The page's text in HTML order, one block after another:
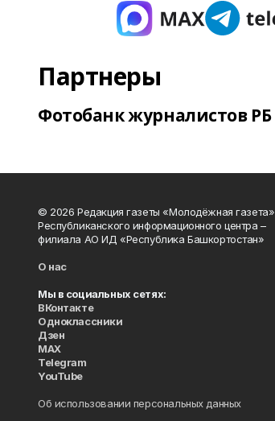
Партнеры
Фотобанк журналистов РБ
© 2026 Редакция газеты «Молодёжная газета»
Республиканского информационного центра –
филиала АО ИД «Республика Башкортостан»
О нас
Мы в социальных сетях:
ВКонтакте
Одноклассники
Дзен
MAX
Telegram
YouTube
Об использовании персональных данных